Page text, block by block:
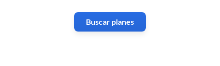
Buscar planes